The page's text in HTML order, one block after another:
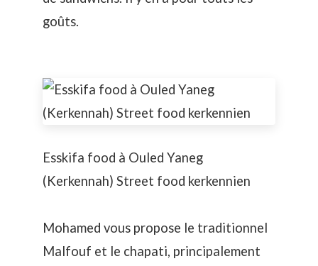
goûts.
Esskifa food à Ouled Yaneg
(Kerkennah) Street food kerkennien
Mohamed vous propose le traditionnel
Malfouf et le chapati, principalement